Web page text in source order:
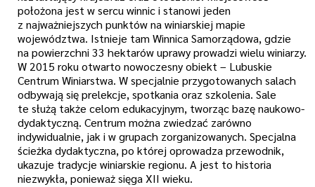
położona jest w sercu winnic i stanowi jeden
z najważniejszych punktów na winiarskiej mapie
województwa. Istnieje tam Winnica Samorządowa, gdzie
na powierzchni 33 hektarów uprawy prowadzi wielu winiarzy.
W 2015 roku otwarto nowoczesny obiekt – Lubuskie
Centrum Winiarstwa. W specjalnie przygotowanych salach
odbywają się prelekcje, spotkania oraz szkolenia. Sale
te służą także celom edukacyjnym, tworząc bazę naukowo-
dydaktyczną. Centrum można zwiedzać zarówno
indywidualnie, jak i w grupach zorganizowanych. Specjalna
ścieżka dydaktyczna, po której oprowadza przewodnik,
ukazuje tradycje winiarskie regionu. A jest to historia
niezwykła, ponieważ sięga XII wieku.